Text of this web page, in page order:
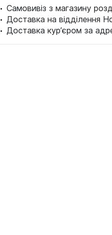
·Самовивіз з магазину
·Доставка на відділення
·Доставка кур’єром за